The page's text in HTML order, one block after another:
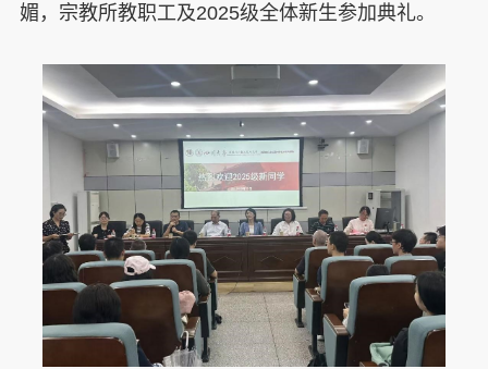
媚，宗教所教职工及2025级全体新生参加典礼。